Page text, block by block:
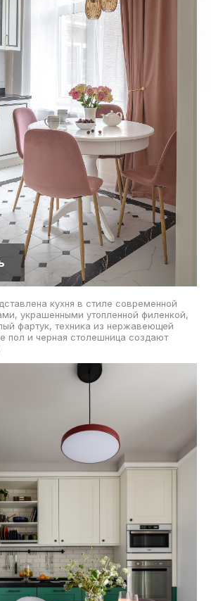
кухня в стиле современной
украшенными утопленной филенкой,
фартук, техника из нержавеющей
пол и черная столешница создают